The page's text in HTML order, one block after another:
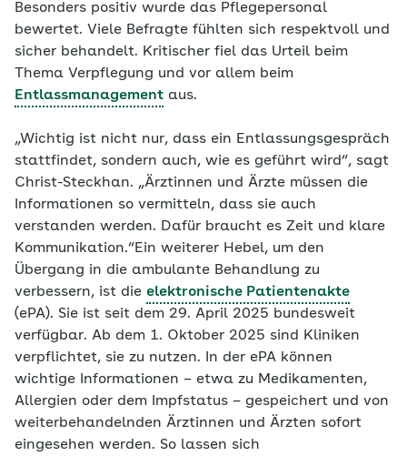
Besonders positiv wurde das Pflegepersonal
bewertet. Viele Befragte fühlten sich respektvoll und
sicher behandelt. Kritischer fiel das Urteil beim
Thema Verpflegung und vor allem beim
Entlassmanagement aus.
„Wichtig ist nicht nur, dass ein Entlassungsgespräch
stattfindet, sondern auch, wie es geführt wird“, sagt
Christ-Steckhan. „Ärztinnen und Ärzte müssen die
Informationen so vermitteln, dass sie auch
verstanden werden. Dafür braucht es Zeit und klare
Kommunikation.“Ein weiterer Hebel, um den
Übergang in die ambulante Behandlung zu
verbessern, ist die elektronische Patientenakte
(ePA). Sie ist seit dem 29. April 2025 bundesweit
verfügbar. Ab dem 1. Oktober 2025 sind Kliniken
verpflichtet, sie zu nutzen. In der ePA können
wichtige Informationen – etwa zu Medikamenten,
Allergien oder dem Impfstatus – gespeichert und von
weiterbehandelnden Ärztinnen und Ärzten sofort
eingesehen werden. So lassen sich